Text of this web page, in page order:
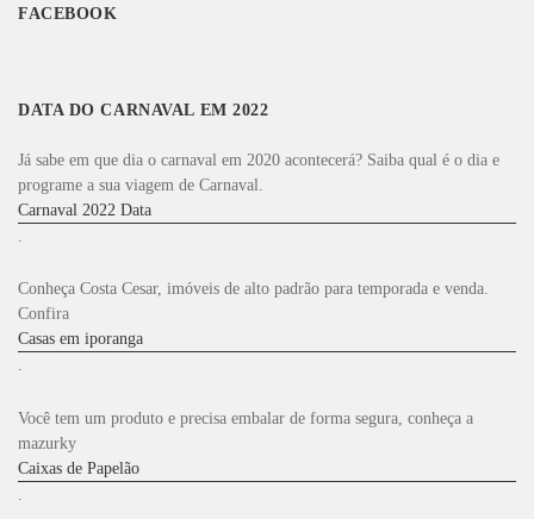
a
f
:
FACEBOOK
DATA DO CARNAVAL EM 2022
Já sabe em que dia o carnaval em 2020 acontecerá? Saiba qual é o dia e
programe a sua viagem de Carnaval.
Carnaval 2022 Data
Conheça Costa Cesar, imóveis de alto padrão para temporada e venda.
Confira
Casas em iporanga
.
Você tem um produto e precisa embalar de forma segura, conheça a
mazurky
Caixas de Papelão